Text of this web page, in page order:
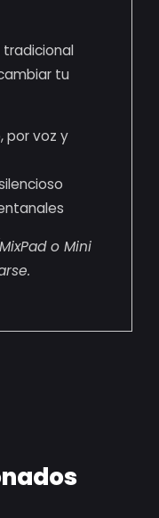
tu
por voz y
o Mini